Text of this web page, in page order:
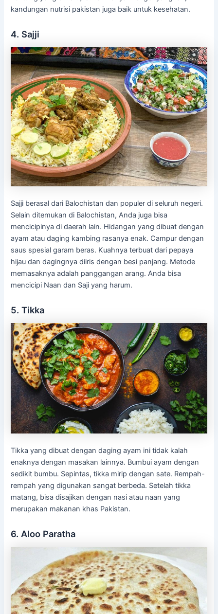
kandungan nutrisi pakistan juga baik untuk kesehatan.
4. Sajji
Sajji berasal dari Balochistan dan populer di seluruh negeri.
Selain ditemukan di Balochistan, Anda juga bisa
mencicipinya di daerah lain. Hidangan yang dibuat dengan
ayam atau daging kambing rasanya enak. Campur dengan
saus spesial garam beras. Kuahnya terbuat dari pepaya
hijau dan dagingnya diiris dengan besi panjang. Metode
memasaknya adalah panggangan arang. Anda bisa
mencicipi Naan dan Saji yang harum.
5. Tikka
Tikka yang dibuat dengan daging ayam ini tidak kalah
enaknya dengan masakan lainnya. Bumbui ayam dengan
sedikit bumbu. Sepintas, tikka mirip dengan sate. Rempah-
rempah yang digunakan sangat berbeda. Setelah tikka
matang, bisa disajikan dengan nasi atau naan yang
merupakan makanan khas Pakistan.
6. Aloo Paratha